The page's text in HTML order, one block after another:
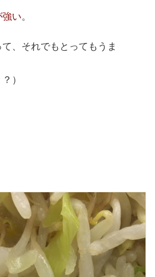
強い。
、それでもとってもうま
）